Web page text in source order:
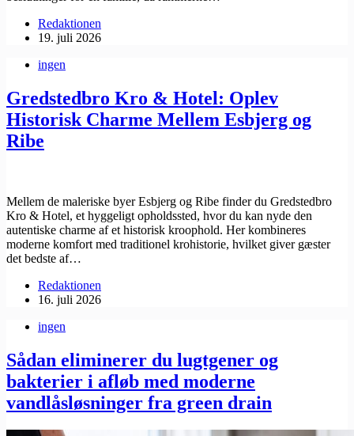
Redaktionen
19. juli 2026
ingen
Gredstedbro Kro & Hotel: Oplev
Historisk Charme Mellem Esbjerg og
Ribe
Mellem de maleriske byer Esbjerg og Ribe finder du Gredstedbro
Kro & Hotel, et hyggeligt opholdssted, hvor du kan nyde den
autentiske charme af et historisk kroophold. Her kombineres
moderne komfort med traditionel krohistorie, hvilket giver gæster
det bedste af…
Redaktionen
16. juli 2026
ingen
Sådan eliminerer du lugtgener og
bakterier i afløb med moderne
vandlåsløsninger fra green drain